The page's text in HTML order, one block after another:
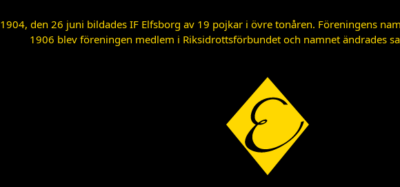
1904, den 26 juni bildades IF Elfsborg av 19 pojkar i övre tonåren. Föreningens
1906 blev föreningen medlem i Riksidrottsförbundet och namnet ändrades